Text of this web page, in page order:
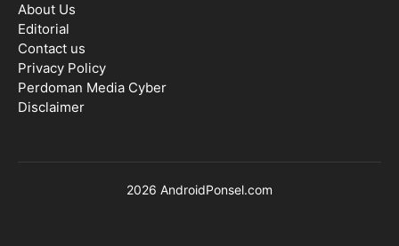
About Us
Editorial
Contact us
Privacy Policy
Perdoman Media Cyber
Disclaimer
2026 AndroidPonsel.com